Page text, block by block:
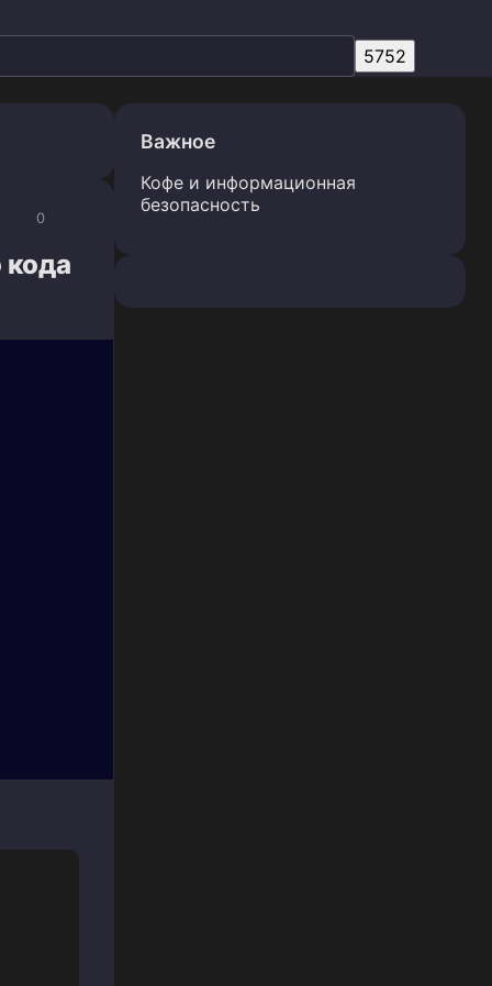
0
Важное
Кофе и информационная
безопасность